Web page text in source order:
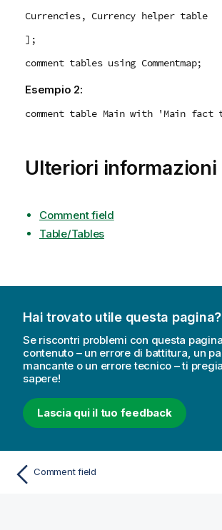
Currencies, Currency helper table
];
comment tables using Commentmap;
Esempio 2:
comment table Main with 'Main
Ulteriori informazioni
Comment field
Table/Tables
Hai trovato utile questa pagina?
Se riscontri problemi con questa
contenuto – un errore di battitura, un
mancante o un errore tecnico – ti
sapere!
Lascia qui il tuo feedback
Comment field